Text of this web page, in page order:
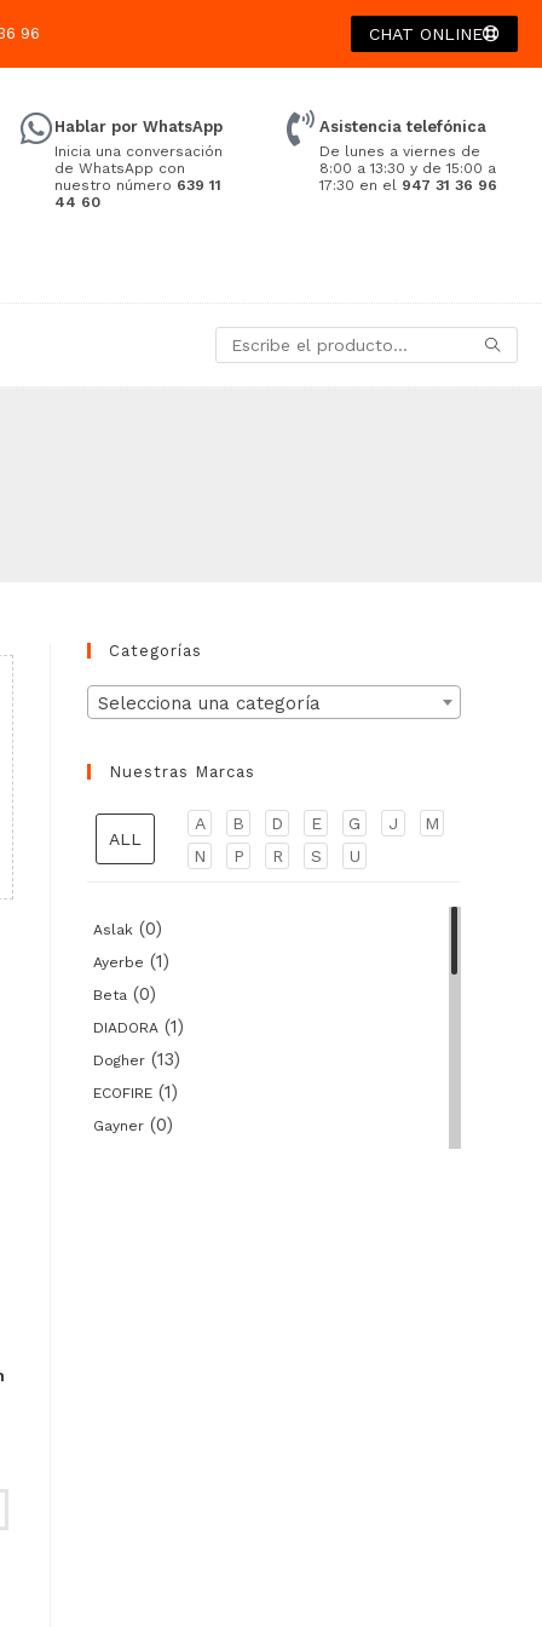
96 CHAT ONLINE
Hablar por WhatsApp
Inicia una conversación
de WhatsApp con
nuestro número 639 11
44 60
Asistencia telefónica
De lunes a viernes de
8:00 a 13:30 y de 15:00 a
17:30 en el 947 31 36 96
Categorías
Selecciona una categoría
Nuestras Marcas
ALL
A B D E G J
M
N
P R S U
Aslak (0)
Ayerbe (1)
Beta (0)
DIADORA (1)
Dogher (13)
ECOFIRE (1)
Gayner (0)